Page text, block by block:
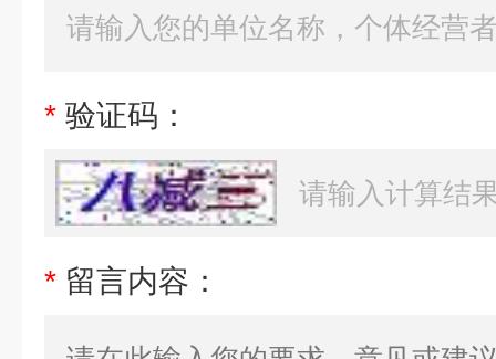
* 验证码：
* 留言内容：